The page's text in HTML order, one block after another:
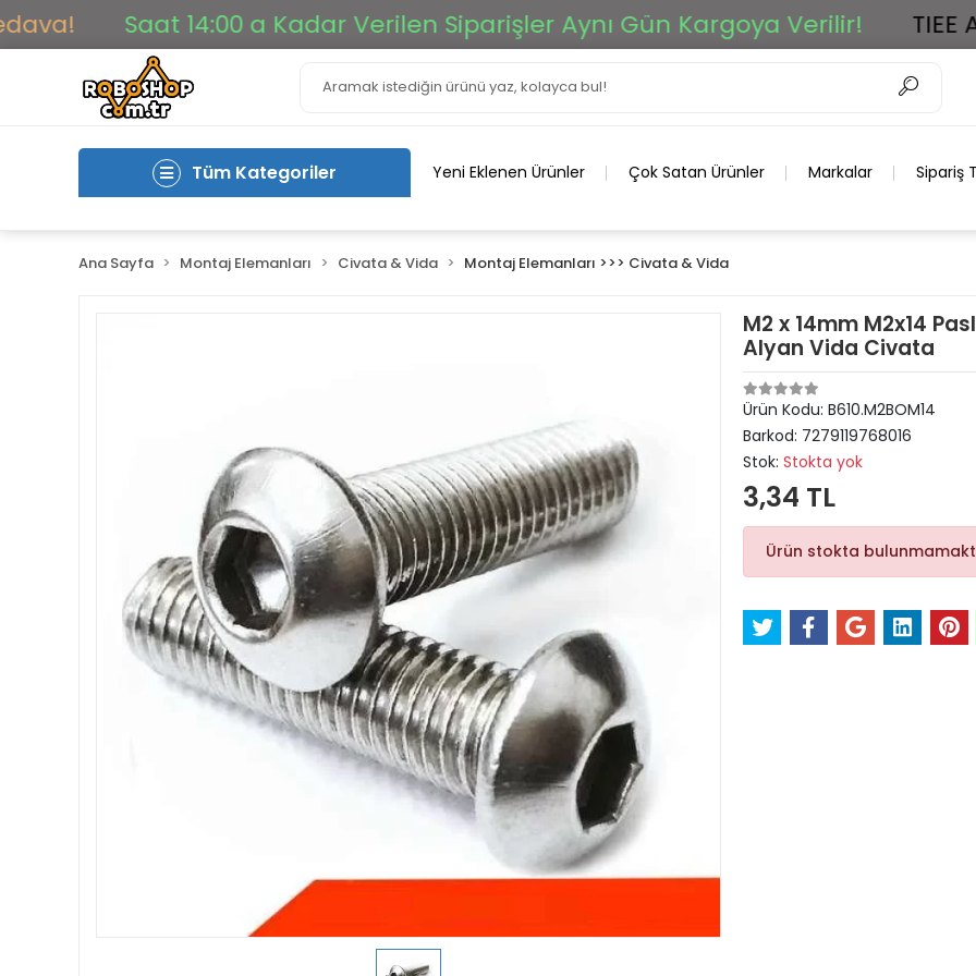
Saat 14:00 a Kadar Verilen Siparişler Aynı Gün Kargoya Verilir! TIEE Ar-
Tüm Kategoriler Yeni Eklenen Ürünler Çok Satan Ürünler Markalar Sipariş
Ana Sayfa Montaj Elemanları Civata & Vida Montaj Elemanları >>> Civata & Vida
M2 x 14mm M2x14
Alyan Vida Civata
Ürün Kodu: B610.M2BOM14
Barkod: 7279119768016
Stok: Stokta yok
3,34 TL
Ürün stokta